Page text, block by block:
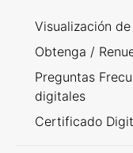
Visualización
Obtenga /
Preguntas
digitales
Certificado